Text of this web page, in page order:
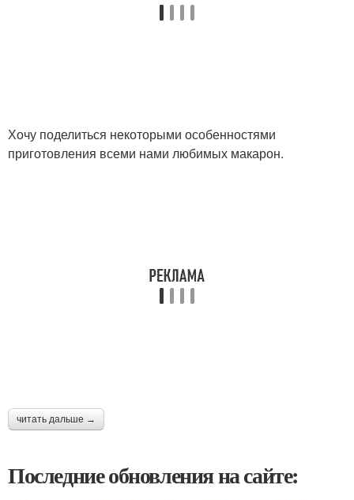
Хочу поделиться некоторыми особенностями
приготовления всеми нами любимых макарон.
читать дальше →
Последние обновления на сайте: